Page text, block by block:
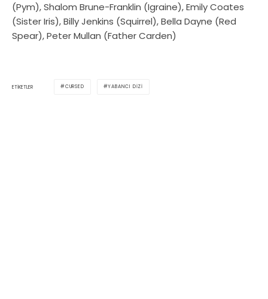
(Pym), Shalom Brune-Franklin (Igraine), Emily Coates
(Sister Iris), Billy Jenkins (Squirrel), Bella Dayne (Red
Spear), Peter Mullan (Father Carden)
ETIKETLER CURSED YABANCI DIZI